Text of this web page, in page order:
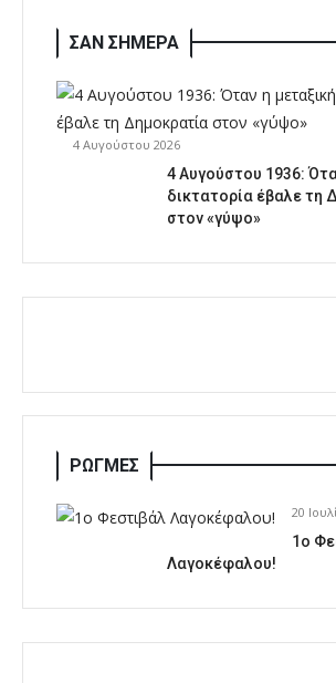
ΣΑΝ ΣΗΜΕΡΑ
4 Αυγούστου 2026
4 Αυγούστου 1936:
δικτατορία έβαλε τη
στον «γύψο»
ΡΩΓΜΕΣ
20
1o
Λαγοκέφαλου!